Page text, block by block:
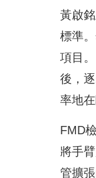
黃啟
標準
項目
後，
率地
FMD
將手
管擴